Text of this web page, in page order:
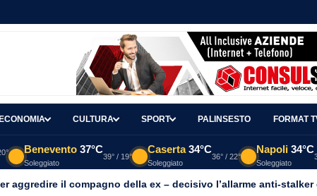
CULTURA SPORT PALINSESTO FORMAT
Benevento 37°C
Soleggiato
39° / 19°
Caserta 34°C
Soleggiato
36° / 22°
Napoli 34°C
Soleggiato
aggredire il compagno della ex – decisivo l’allarme anti-